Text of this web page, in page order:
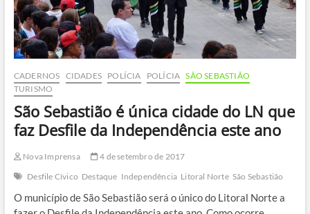
CADERNOS CIDADES POLÍCIA POLÍCIA SÃO SEBASTIÃO
TURISMO
São Sebastião é única cidade do LN que
faz Desfile da Independência este ano
Nova Imprensa
4 de setembro de 2017
Desfile Cívico Destaque Independência Litoral Norte São Sebastião
O município de São Sebastião será o único do Litoral Norte a